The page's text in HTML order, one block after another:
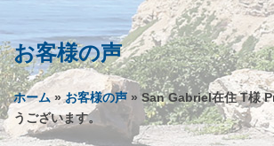
お客様の声
ホーム»お客様の声 » San Gabriel在住 T様
うございます。